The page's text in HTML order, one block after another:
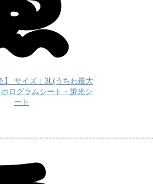
サイズ：3L(うちわ最大
ログラムシート・蛍光シ
ート